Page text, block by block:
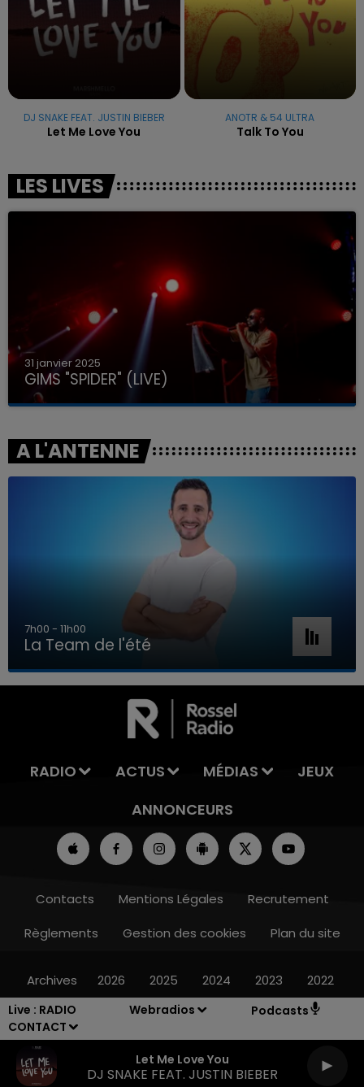
Live : RADIO
CONTACT
Webradios Podcasts
Let Me Love You
DJ SNAKE FEAT. JUSTIN BIEBER
LA TEAM DE L'ÉTÉ
DJ SNAKE FEAT. JUSTIN BIEBER
Let Me Love You
ANOTR & 54 ULTRA
Talk To You
LES LIVES
31 janvier 2025
GIMS "SPIDER" (LIVE)
A L'ANTENNE
7h00 - 11h00
La Team de l'été
RADIO ACTUS MÉDIAS
JEUX
ANNONCEURS
Contacts Mentions Légales
Recrutement
Règlements
Gestion des cookies Plan du site
Archives 2026 2025 2024 2023 2022